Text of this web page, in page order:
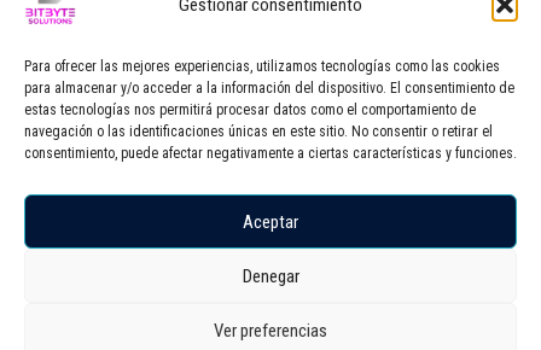
Gestionar consentimiento
Para ofrecer las mejores experiencias, utilizamos tecnologías como las cookies
para almacenar y/o acceder a la información del dispositivo. El consentimiento de
estas tecnologías nos permitirá procesar datos como el comportamiento de
navegación o las identificaciones únicas en este sitio. No consentir o retirar el
consentimiento, puede afectar negativamente a ciertas características y funciones.
Aceptar
Denegar
Ver preferencias
(https://bitbytesolutions.es)
Agencia de marketing y publicidad en Illescas